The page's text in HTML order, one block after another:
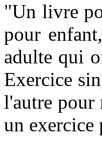
"Un livre
pour
adulte qui
Exercice
l'autre pour
un exercice